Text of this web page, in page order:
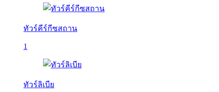
ทัวร์คีร์กีซสถาน
1
ทัวร์ลิเบีย